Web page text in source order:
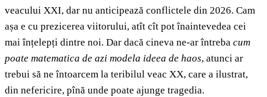
veacului XXI, dar nu anticipează conflictele din 2026. Cam
așa e cu prezicerea viitorului, atît cît pot înaintevedea cei
mai înțelepți dintre noi. Dar dacă cineva ne-ar întreba cum
poate matematica de azi modela ideea de haos, atunci ar
trebui să ne întoarcem la teribilul veac XX, care a ilustrat,
din nefericire, pînă unde poate ajunge tragedia.